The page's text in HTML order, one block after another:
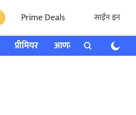
Prime Deals साईन इन
प्रीमियर आणखी राशी भविष्य